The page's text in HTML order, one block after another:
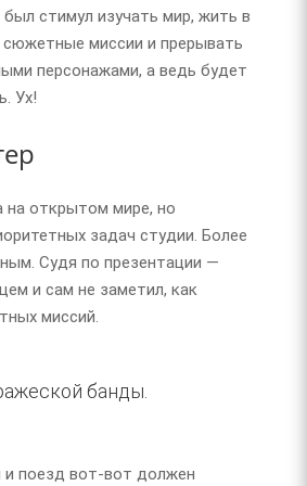
стимул изучать мир, жить в
сюжетные миссии и прерывать
персонажами, а ведь будет
Ух!
на открытом мире, но
задач студии. Более
Судя по презентации —
и сам не заметил, как
миссий.
банды.
поезд вот-вот должен